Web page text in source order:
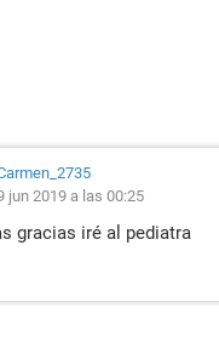
jun 2019 a las 00:25
gracias iré al pediatra